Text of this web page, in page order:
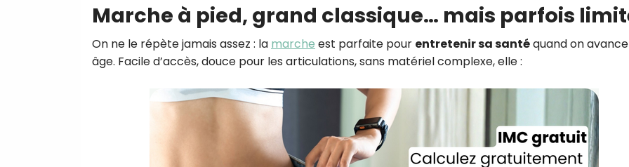
Marche à pied, grand classique… mais parfois
On ne le répète jamais assez : la marche est parfaite pour entretenir sa santéquand on
âge. Facile d’accès, douce pour les articulations, sans matériel complexe, elle :
Recevez
recettes inédites de
!
Ainsi que la newsletter